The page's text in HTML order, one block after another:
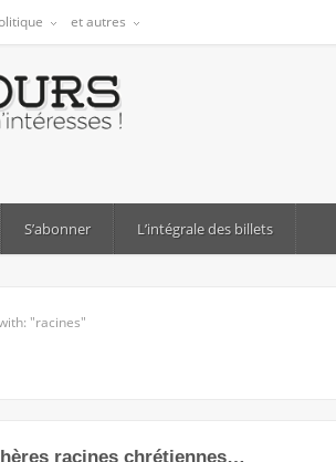
et autres
S’abonner L’intégrale des billets
"racines"
racines chrétiennes…